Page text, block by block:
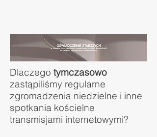
Dlaczego tymczasowo
zastąpiliśmy regularne
zgromadzenia niedzielne i inne
spotkania kościelne
transmisjami internetowymi?